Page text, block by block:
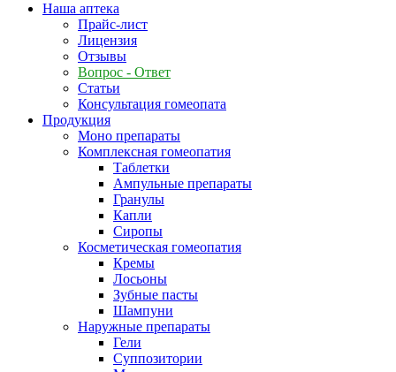
Наша аптека
Прайс-лист
Лицензия
Отзывы
Вопрос - Ответ
Статьи
Консультация гомеопата
Продукция
Моно препараты
Комплексная гомеопатия
Таблетки
Ампульные препараты
Гранулы
Капли
Сиропы
Косметическая гомеопатия
Кремы
Лосьоны
Зубные пасты
Шампуни
Наружные препараты
Гели
Суппозитории